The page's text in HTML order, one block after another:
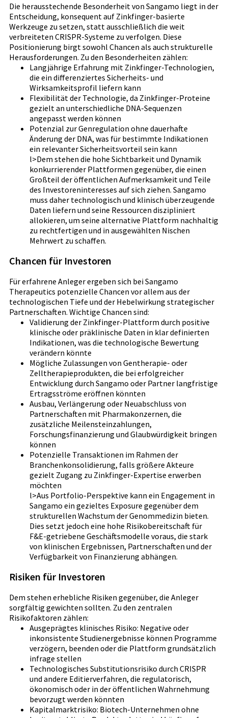
Die herausstechende Besonderheit von Sangamo liegt in der
Entscheidung, konsequent auf Zinkfinger-basierte
Werkzeuge zu setzen, statt ausschließlich die weit
verbreiteten CRISPR-Systeme zu verfolgen. Diese
Positionierung birgt sowohl Chancen als auch strukturelle
Herausforderungen. Zu den Besonderheiten zählen:
Langjährige Erfahrung mit Zinkfinger-Technologien,
die ein differenziertes Sicherheits- und
Wirksamkeitsprofil liefern kann
Flexibilität der Technologie, da Zinkfinger-Proteine
gezielt an unterschiedliche DNA-Sequenzen
angepasst werden können
Potenzial zur Genregulation ohne dauerhafte
Änderung der DNA, was für bestimmte Indikationen
ein relevanter Sicherheitsvorteil sein kann
l>Dem stehen die hohe Sichtbarkeit und Dynamik
konkurrierender Plattformen gegenüber, die einen
Großteil der öffentlichen Aufmerksamkeit und Teile
des Investoreninteresses auf sich ziehen. Sangamo
muss daher technologisch und klinisch überzeugende
Daten liefern und seine Ressourcen diszipliniert
allokieren, um seine alternative Plattform nachhaltig
zu rechtfertigen und in ausgewählten Nischen
Mehrwert zu schaffen.
Chancen für Investoren
Für erfahrene Anleger ergeben sich bei Sangamo
Therapeutics potenzielle Chancen vor allem aus der
technologischen Tiefe und der Hebelwirkung strategischer
Partnerschaften. Wichtige Chancen sind:
Validierung der Zinkfinger-Plattform durch positive
klinische oder präklinische Daten in klar definierten
Indikationen, was die technologische Bewertung
verändern könnte
Mögliche Zulassungen von Gentherapie- oder
Zelltherapieprodukten, die bei erfolgreicher
Entwicklung durch Sangamo oder Partner langfristige
Ertragsströme eröffnen könnten
Ausbau, Verlängerung oder Neuabschluss von
Partnerschaften mit Pharmakonzernen, die
zusätzliche Meilensteinzahlungen,
Forschungsfinanzierung und Glaubwürdigkeit bringen
können
Potenzielle Transaktionen im Rahmen der
Branchenkonsolidierung, falls größere Akteure
gezielt Zugang zu Zinkfinger-Expertise erwerben
möchten
l>Aus Portfolio-Perspektive kann ein Engagement in
Sangamo ein gezieltes Exposure gegenüber dem
strukturellen Wachstum der Genommedizin bieten.
Dies setzt jedoch eine hohe Risikobereitschaft für
F&E-getriebene Geschäftsmodelle voraus, die stark
von klinischen Ergebnissen, Partnerschaften und der
Verfügbarkeit von Finanzierung abhängen.
Risiken für Investoren
Dem stehen erhebliche Risiken gegenüber, die Anleger
sorgfältig gewichten sollten. Zu den zentralen
Risikofaktoren zählen:
Ausgeprägtes klinisches Risiko: Negative oder
inkonsistente Studienergebnisse können Programme
verzögern, beenden oder die Plattform grundsätzlich
infrage stellen
Technologisches Substitutionsrisiko durch CRISPR
und andere Editierverfahren, die regulatorisch,
ökonomisch oder in der öffentlichen Wahrnehmung
bevorzugt werden könnten
Kapitalmarktrisiko: Biotech-Unternehmen ohne